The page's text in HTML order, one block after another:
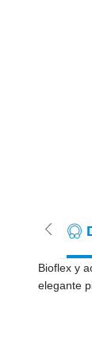
Bioflex y
elegante